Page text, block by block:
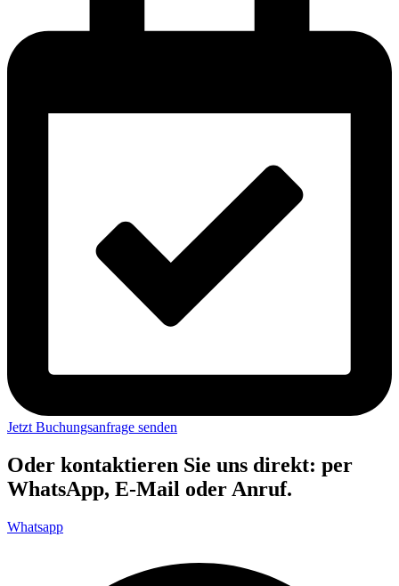
Jetzt Buchungsanfrage senden
Oder kontaktieren Sie uns direkt: per
WhatsApp, E-Mail oder Anruf.
Whatsapp